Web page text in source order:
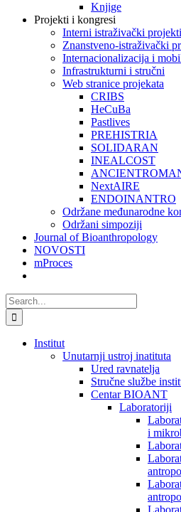
Knjige
Projekti i kongresi
Interni istraživački projekti
Znanstveno-istraživački
Internacionalizacija i
Infrastrukturni i stručni
Web stranice projekata
CRIBS
HeCuBa
Pastlives
PREHISTRIA
SOLIDARAN
INEALCOST
NextAIRE
ENDOINANTRO
Održane međunarodne
Održani simpoziji
Journal of Bioanthropology
NOVOSTI
mProces
Search
for:
Institut
Unutarnji ustroj inatituta
Ured ravnatelja
Stručne službe
Centar BIOANT
Laboratoriji
i